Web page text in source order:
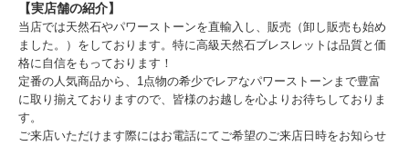
【実店舗の紹介】
当店では天然石やパワーストーンを直輸入し、販売（卸し販売も始め
ました。）をしております。特に高級天然石ブレスレットは品質と価
格に自信をもっております！
定番の人気商品から、1点物の希少でレアなパワーストーンまで豊富
に取り揃えておりますので、皆様のお越しを心よりお待ちしておりま
す。
ご来店いただけます際にはお電話にてご希望のご来店日時をお知らせ